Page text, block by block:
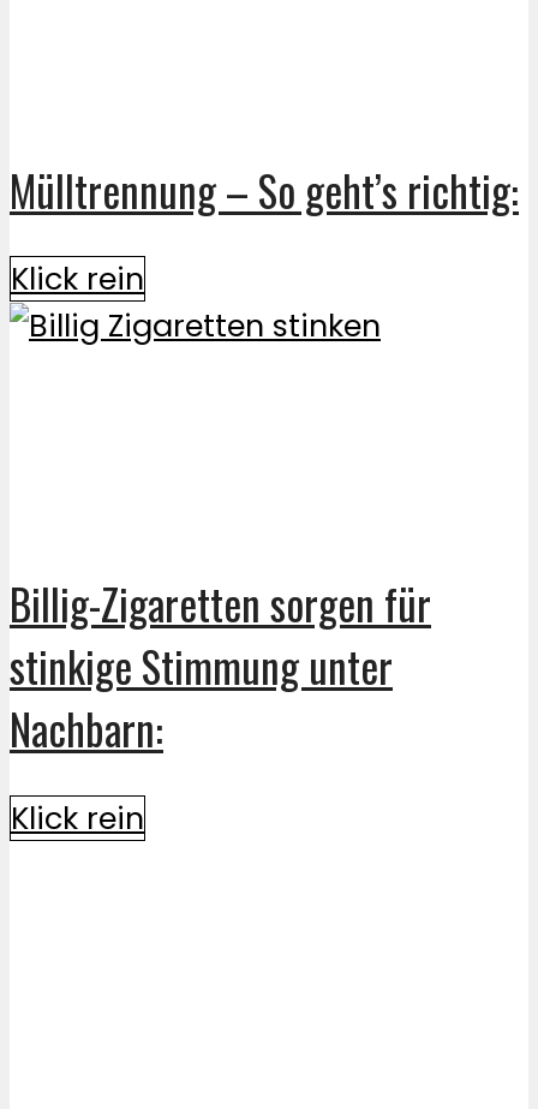
Mülltrennung – So geht’s richtig:
Klick rein
Billig-Zigaretten sorgen für
stinkige Stimmung unter
Nachbarn:
Klick rein